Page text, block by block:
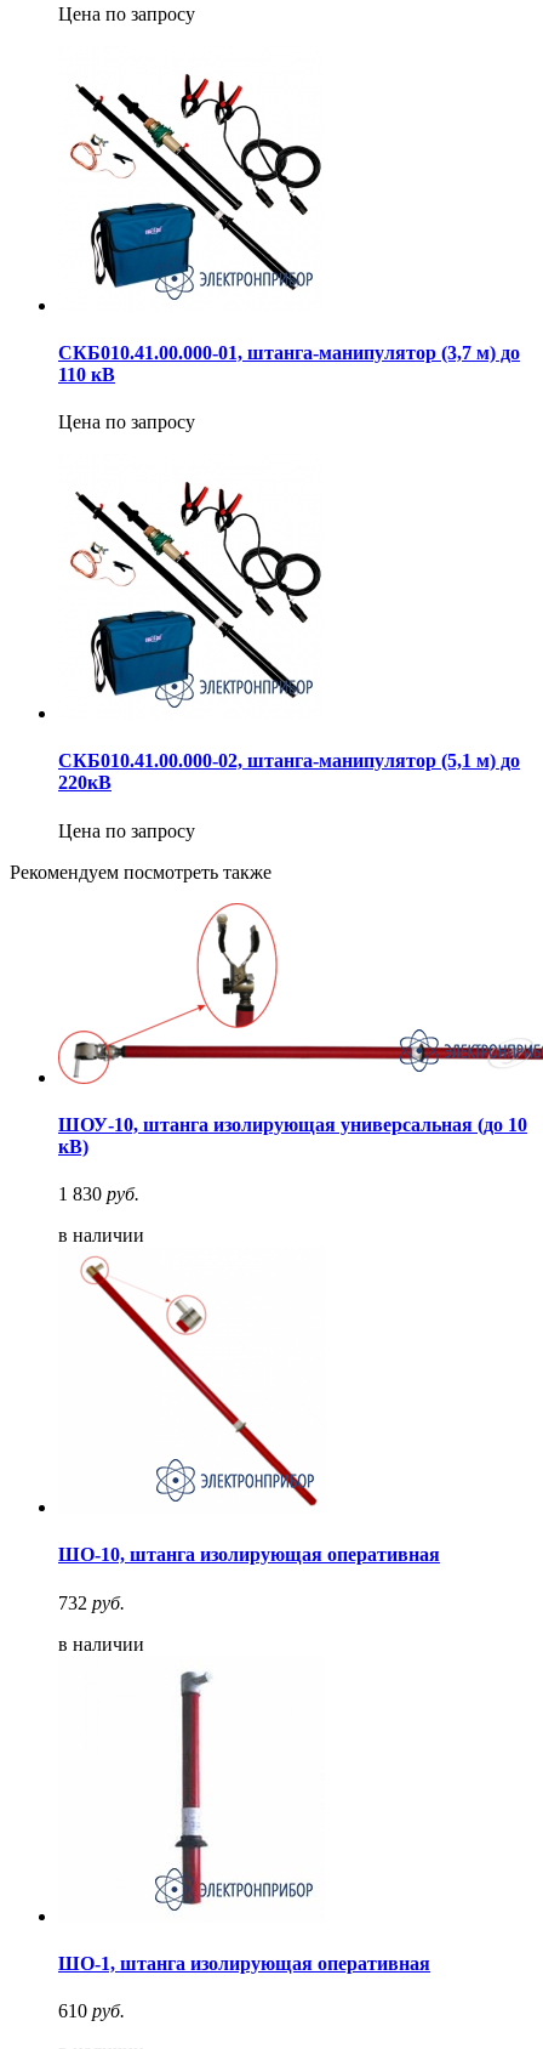
Цена по запросу
СКБ010.41.00.000-01, штанга-манипулятор (3,7 м) до
110 кВ
Цена по запросу
СКБ010.41.00.000-02, штанга-манипулятор (5,1 м) до
220кВ
Цена по запросу
Рекомендуем посмотреть также
ШОУ-10, штанга изолирующая универсальная (до 10
кВ)
1 830 руб.
в наличии
ШО-10, штанга изолирующая оперативная
732 руб.
в наличии
ШО-1, штанга изолирующая оперативная
610 руб.